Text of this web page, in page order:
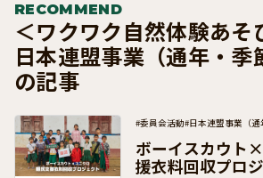
RECOMMEND
＜ワクワク自然体験あそ
日本連盟事業（通年・季
の記事
#委員会活動#日本連盟事業（通
ボーイスカウト
援衣料回収プロ